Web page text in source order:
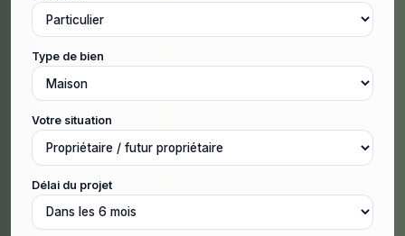
Type de bien
Votre situation
Délai du projet